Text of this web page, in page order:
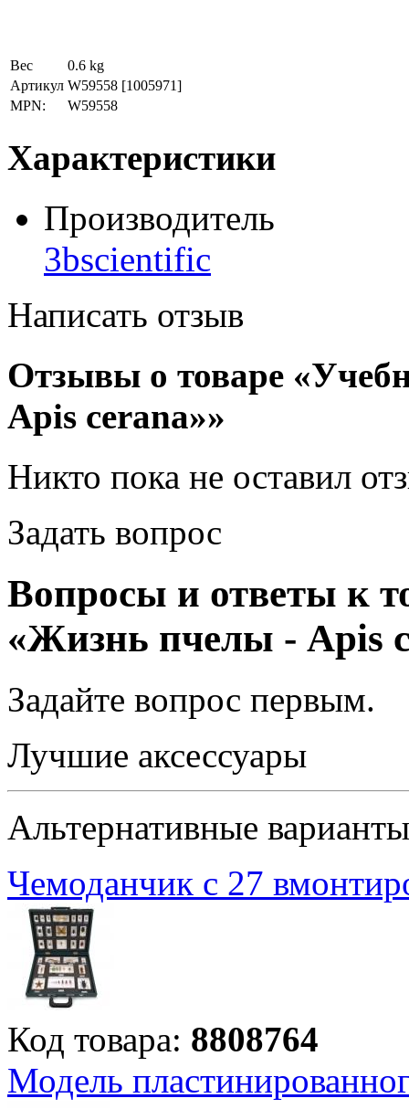
Вес
0.6 kg
Артикул W59558 [1005971]
MPN:
W59558
Характеристики
Производитель
3bscientific
Написать отзыв
Отзывы о товаре
Apis cerana»»
Никто пока не оставил
Задать вопрос
Вопросы и ответы к
«Жизнь пчелы - Apis
Задайте вопрос первым.
Лучшие аксессуары
Альтернативные варианты
Чемоданчик с 27
Код товара: 8808764
Модель